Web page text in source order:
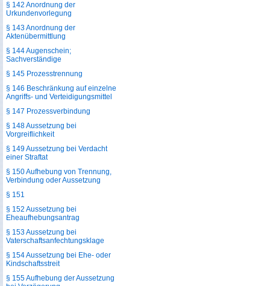
§ 142 Anordnung der
Urkundenvorlegung
§ 143 Anordnung der
Aktenübermittlung
§ 144 Augenschein;
Sachverständige
§ 145 Prozesstrennung
§ 146 Beschränkung auf einzelne
Angriffs- und Verteidigungsmittel
§ 147 Prozessverbindung
§ 148 Aussetzung bei
Vorgreiflichkeit
§ 149 Aussetzung bei Verdacht
einer Straftat
§ 150 Aufhebung von Trennung,
Verbindung oder Aussetzung
§ 151
§ 152 Aussetzung bei
Eheaufhebungsantrag
§ 153 Aussetzung bei
Vaterschaftsanfechtungsklage
§ 154 Aussetzung bei Ehe- oder
Kindschaftsstreit
§ 155 Aufhebung der Aussetzung